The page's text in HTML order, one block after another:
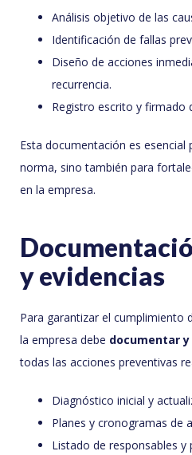
Análisis objetivo de las
Identificación de fallas
Diseño de acciones
recurrencia.
Registro escrito y firmado
Esta documentación es esencial
norma, sino también para
en la empresa.
y evidencias
Para garantizar el cumplimiento
la empresa debe documentar
todas las acciones preventivas
Diagnóstico inicial y
Planes y cronogramas de
Listado de responsables y